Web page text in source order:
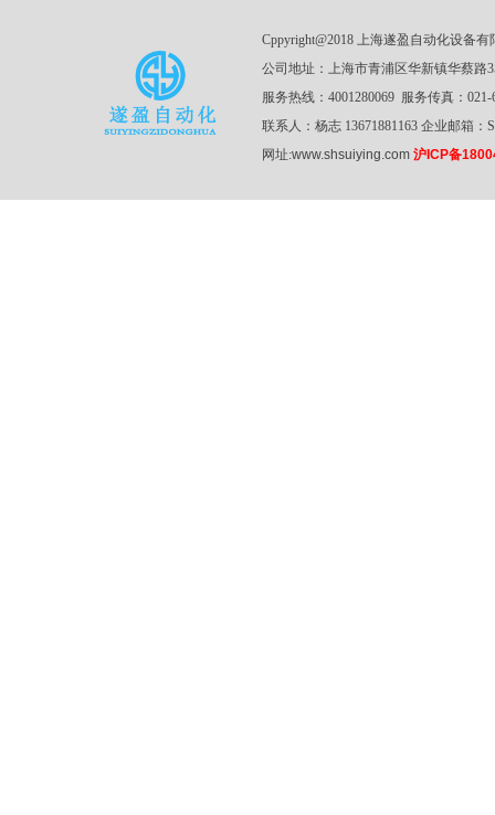
Cppyright@2018 上海遂盈自动化设备有
公司地址：上海市青浦区华新镇华蔡路
服务热线：4001280069 服务传真：021-
联系人：杨志 13671881163 企业邮箱：
网址:www.shsuiying.com 沪ICP备